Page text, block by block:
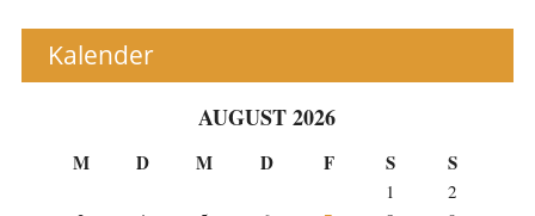
Kalender
AUGUST 2026
M D M D F S S
1
2